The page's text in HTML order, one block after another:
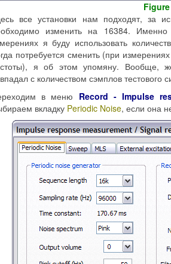
все установки нам подходят, за
изменить на 16384.
я буду использовать
потребуется сменить (при
я об этом упомяну. Вообще,
с количеством сэмплов тестового
в меню Record - Impulse
вкладку Periodic Noise, если она